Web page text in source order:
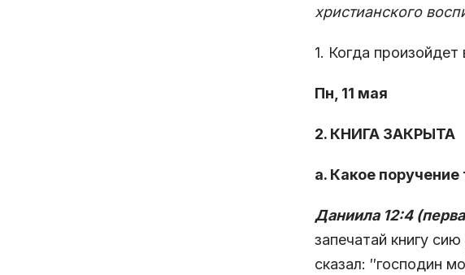
христианского
1. Когда
Пн, 11 мая
2. КНИГА ЗАКРЫТА
а. Какое
Даниила 12:4
запечатай книгу
сказал: ″господин